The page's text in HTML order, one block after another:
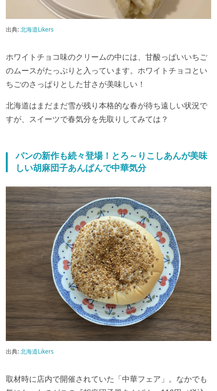
出典:北海道Likers
ホワイトチョコ味のクリームの中には、甘酸っぱいいちご
のムースがたっぷりと入っています。ホワイトチョコとい
ちごのさっぱりとした甘さが美味しい！
北海道はまだまだ雪が残り本格的な春が待ち遠しい状況で
すが、スイーツで春気分を先取りしてみては？
パンの新作も続々登場！とろ～りこしあんが美味
しい胡麻団子あんぱんで中華気分
出典:北海道Likers
取材時に店内で開催されていた「中華フェア」。なかでも